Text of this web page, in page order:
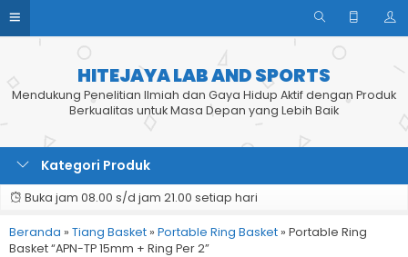
HITEJAYA LAB AND SPORTS
Mendukung Penelitian Ilmiah dan Gaya Hidup Aktif dengan Produk
Berkualitas untuk Masa Depan yang Lebih Baik
Kategori Produk
Buka jam 08.00 s/d jam 21.00 setiap hari
Beranda » Tiang Basket » Portable Ring Basket » Portable Ring
Basket “APN-TP 15mm + Ring Per 2”